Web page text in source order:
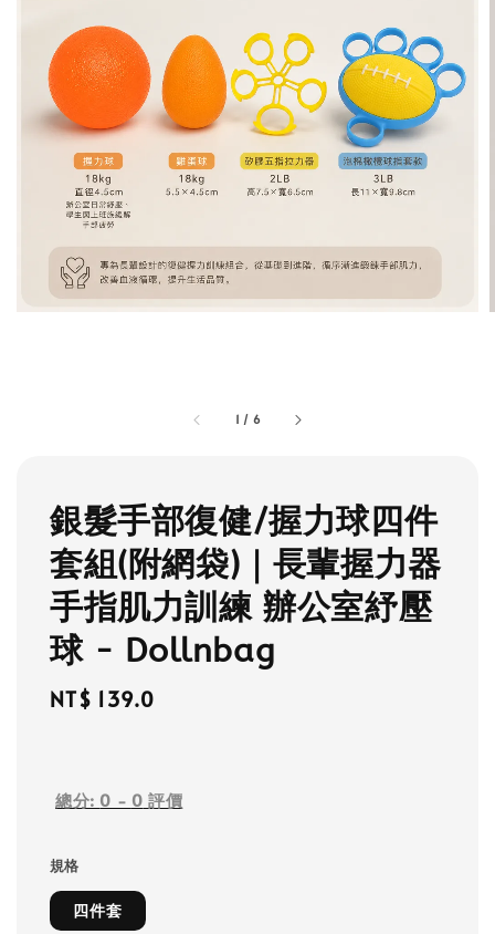
1 / 6
銀髮手部復健/握力球四件
套組(附網袋)｜長輩握力器
手指肌力訓練 辦公室紓壓
球 - Dollnbag
Regular
NT$ 139.0
總分: 0 - 0 評價
規格
四件套